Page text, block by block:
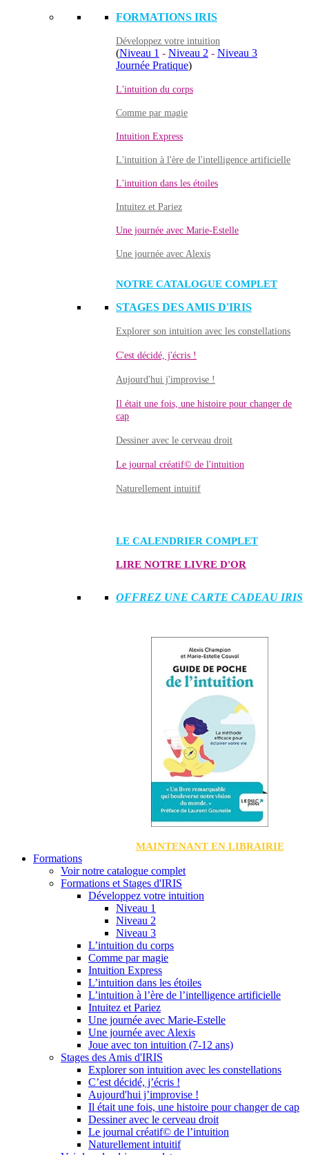
FORMATIONS IRIS
Développez votre intuition
(Niveau 1 - Niveau 2 - Niveau 3
Journée Pratique)
L'intuition du corps
Comme par magie
Intuition Express
L'intuition à l'ère de l'intelligence artificielle
L'intuition dans les étoiles
Intuitez et Pariez
Une journée avec Marie-Estelle
Une journée avec Alexis
NOTRE CATALOGUE COMPLET
STAGES DES AMIS D'IRIS
Explorer son intuition avec les constellations
C'est décidé, j'écris !
Aujourd'hui j'improvise !
Il était une fois, une histoire pour changer de
cap
Dessiner avec le cerveau droit
Le journal créatif© de l'intuition
Naturellement intuitif
LE CALENDRIER COMPLET
LIRE NOTRE LIVRE D'OR
OFFREZ UNE CARTE CADEAU IRIS
MAINTENANT EN LIBRAIRIE
Formations
Voir notre catalogue complet
Formations et Stages d'IRIS
Développez votre intuition
Niveau 1
Niveau 2
Niveau 3
L’intuition du corps
Comme par magie
Intuition Express
L’intuition dans les étoiles
L’intuition à l’ère de l’intelligence artificielle
Intuitez et Pariez
Une journée avec Marie-Estelle
Une journée avec Alexis
Joue avec ton intuition (7-12 ans)
Stages des Amis d'IRIS
Explorer son intuition avec les constellations
C’est décidé, j’écris !
Aujourd'hui j’improvise !
Il était une fois, une histoire pour changer de cap
Dessiner avec le cerveau droit
Le journal créatif© de l’intuition
Naturellement intuitif